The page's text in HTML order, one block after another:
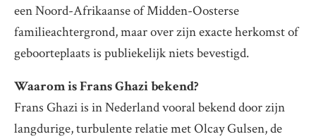
een Noord-Afrikaanse of Midden-Oosterse
familieachtergrond, maar over zijn exacte herkomst of
geboorteplaats is publiekelijk niets bevestigd.
Waarom is Frans Ghazi bekend?
Frans Ghazi is in Nederland vooral bekend door zijn
langdurige, turbulente relatie met Olcay Gulsen, de